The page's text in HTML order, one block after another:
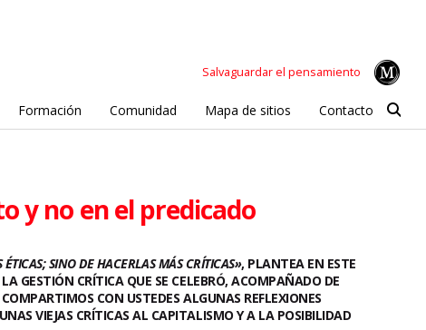
Salvaguardar el pensamiento
Formación Comunidad Mapa de sitios Contacto
y no en el predicado
SINO DE HACERLAS MÁS CRÍTICAS», PLANTEA EN ESTE
GESTIÓN CRÍTICA QUE SE CELEBRÓ, ACOMPAÑADO DE
CON USTEDES ALGUNAS REFLEXIONES
VIEJAS CRÍTICAS AL CAPITALISMO Y A LA POSIBILIDAD